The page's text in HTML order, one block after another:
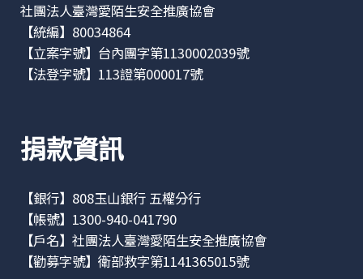
社團法人臺灣愛陌生安全推廣協會
【統編】80034864
【立案字號】台內團字第1130002039號
【法登字號】113證第000017號
捐款資訊
【銀行】808玉山銀行 五權分行
【帳號】1300-940-041790
【戶名】社團法人臺灣愛陌生安全推廣協會
【勸募字號】衛部救字第1141365015號